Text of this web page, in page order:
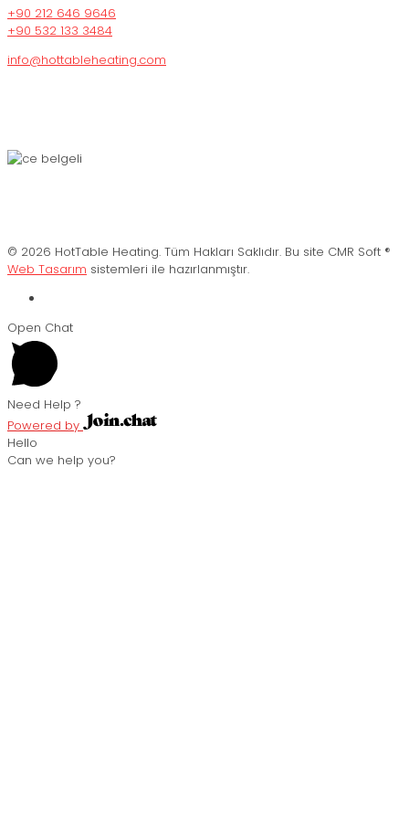
+90 212 646 9646
+90 532 133 3484
info@hottableheating.com
© 2026 HotTable Heating. Tüm Hakları Saklıdır. Bu site CMR Soft ®️
Web Tasarım sistemleri ile hazırlanmıştır.
Open Chat
Need Help ?
Powered by
Hello
Can we help you?